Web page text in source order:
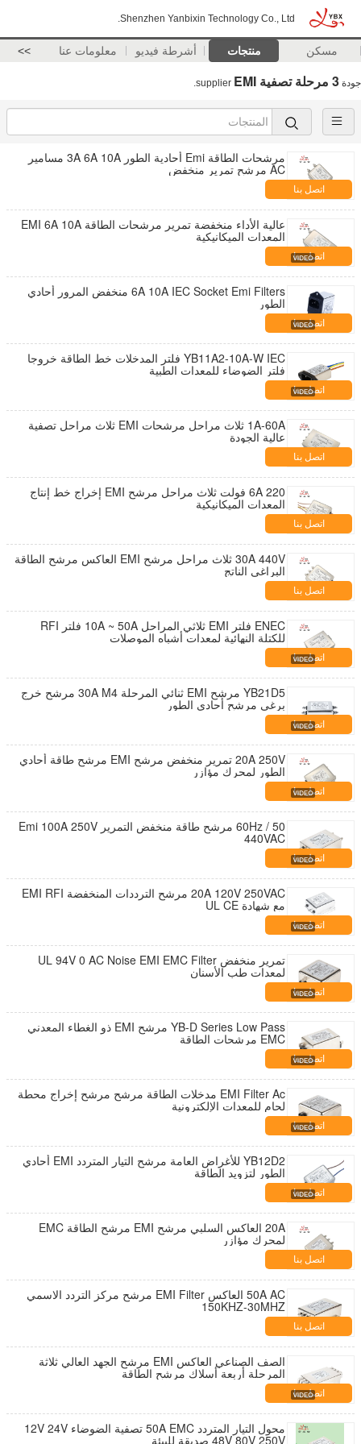
Shenzhen Yanbixin Technology Co., Ltd.
مسكن منتجات أشرطة فيديو معلومات عنا >>
جودة 3 مرحلة تصفية EMI
مرشحات الطاقة Emi أحادية الطور 3A 6A 10A مسامير
AC مرشح تمرير منخفض
اتصل بنا
عالية الأداء منخفضة تمرير مرشحات الطاقة EMI 6A 10A
المعدات الميكانيكية
اتصل بنا
6A 10A IEC Socket Emi Filters منخفض المرور أحادي
الطور
اتصل بنا
YB11A2-10A-W IEC فلتر المدخلات خط الطاقة خروجا
فلتر الضوضاء للمعدات الطبية
اتصل بنا
1A-60A ثلاث مراحل مرشحات EMI ثلاث مراحل تصفية
عالية الجودة
اتصل بنا
6A 220 فولت ثلاث مراحل مرشح EMI إخراج خط إنتاج
المعدات الميكانيكية
اتصل بنا
30A 440V ثلاث مراحل مرشح EMI العاكس مرشح الطاقة
البراغي الناتج
اتصل بنا
ENEC فلتر EMI ثلاثي المراحل 10A ~ 50A فلتر RFI
للكتلة النهائية لمعدات أشباه الموصلات
اتصل بنا
YB21D5 مرشح EMI ثنائي المرحلة 30A M4 مرشح خرج
برغي مرشح أحادي الطور
اتصل بنا
20A 250V تمرير منخفض مرشح EMI مرشح طاقة أحادي
الطور لمحرك مؤازر
اتصل بنا
50 / 60Hz مرشح طاقة منخفض التمرير Emi 100A 250V
440VAC
اتصل بنا
20A 120V 250VAC مرشح الترددات المنخفضة EMI RFI
مع شهادة UL CE
اتصل بنا
تمرير منخفض UL 94V 0 AC Noise EMI EMC Filter
لمعدات طب الأسنان
اتصل بنا
YB-D Series Low Pass مرشح EMI ذو الغطاء المعدني
EMC مرشحات الطاقة
اتصل بنا
EMI Filter Ac مدخلات الطاقة مرشح مرشح إخراج محطة
لحام للمعدات الإلكترونية
اتصل بنا
YB12D2 للأغراض العامة مرشح التيار المتردد EMI أحادي
الطور لتزويد الطاقة
اتصل بنا
20A العاكس السلبي مرشح EMI مرشح الطاقة EMC
لمحرك مؤازر
اتصل بنا
50A AC العاكس EMI Filter مرشح مركز التردد الاسمي
150KHZ-30MHZ
اتصل بنا
الصف الصناعي العاكس EMI مرشح الجهد العالي ثلاثة
المرحلة أربعة أسلاك مرشح الطاقة
اتصل بنا
محول التيار المتردد 50A EMC تصفية الضوضاء 12V 24V
48V 80V 250V صديقة للبيئة